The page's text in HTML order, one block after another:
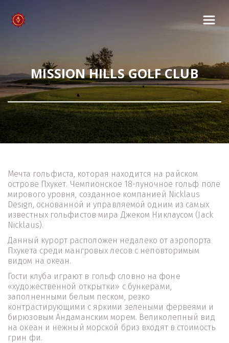
MISSION HILLS GOLF CLUB
Мечта гольфиста, которая находится на райском
острове Пхукет. Чемпионское 18-луночное гольф поле
мирового уровня, созданное компанией Nicklaus
Design, основанной и управляемой одним из самых
известных гольфистов мира Джеком Никлаусом (Jack
Nicklaus).
Данный курорт расположен недалеко от аэропорта
Пхукета среди мангровых лесов с неповторимым
видом на океан.
Гости клуба играют в гольф словно на фоне
«художественной открытки» с бункерами,
заполненными белым песком, резко
контрастирующими с яркими зелеными фервеями и
бирюзовым Андаманским морем. Великолепный вид
на океан и нежный морской бриз входят в стоимость
грин фи.